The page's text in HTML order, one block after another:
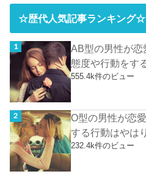
☆歴代人気記事ランキング☆
AB型の男性が
態度や行動をす
555.4k件のビュー
O型の男性が恋
する行動はやは
232.4k件のビュー